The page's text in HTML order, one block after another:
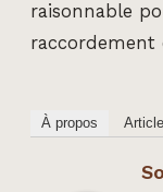
raisonnable
raccordement
À propos